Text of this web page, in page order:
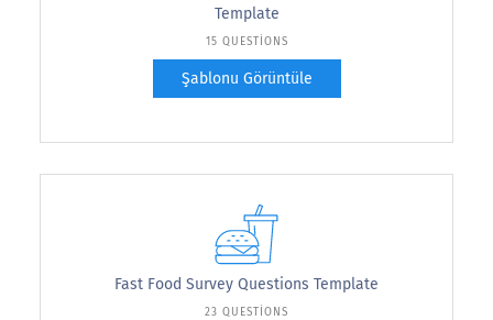
Template
15 QUESTIONS
Şablonu Görüntüle
Fast Food Survey Questions Template
23 QUESTIONS